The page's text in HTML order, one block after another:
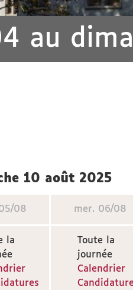
au
10 août 2025
08 mer. 06/08
la
Toute la
journée
Calendrier